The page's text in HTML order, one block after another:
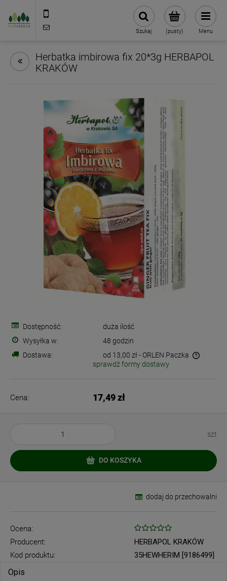
(pusty)
Szukaj Menu
Herbatka imbirowa fix 20*3g HERBAPOL
KRAKÓW
Dostępność:
duża ilość
Wysyłka w:
48 godzin
Dostawa:
od 13,00 zł- ORLEN Paczka
Cena nie zawiera ewentualnych kosztów płatności
sprawdź formy dostawy
Cena: 17,49 zł
szt
DO KOSZYKA
dodaj do przechowalni
Ocena:
Producent:
HERBAPOL KRAKÓW
Kod produktu:
35HEWHERIM [9186499]
Opis